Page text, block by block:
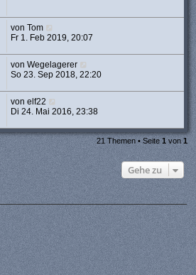
vonTom
Fr 1. Feb 2019, 20:07
vonWegelagerer
So 23. Sep 2018, 22:20
vonelf22
Di 24. Mai 2016, 23:38
21 Themen • Seite1 von1
Gehe zu